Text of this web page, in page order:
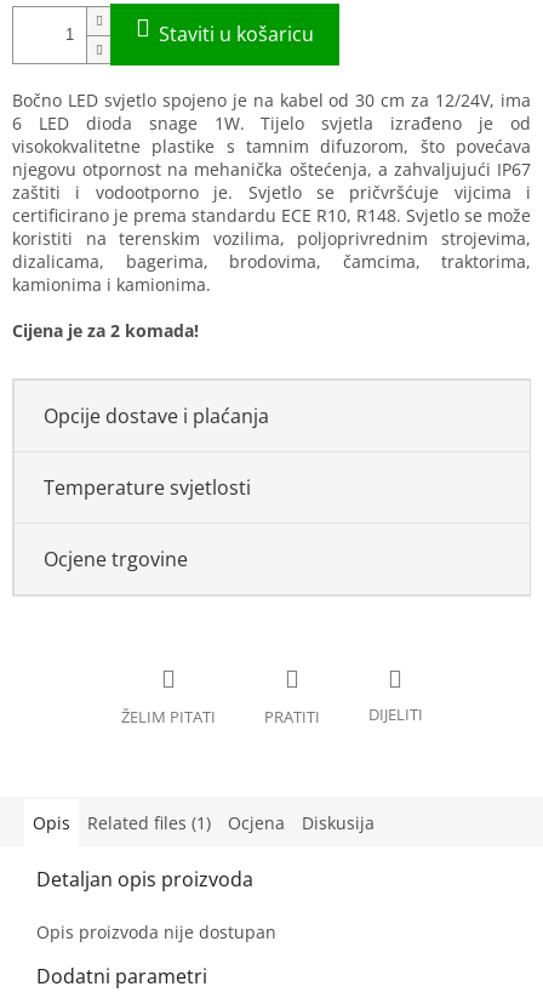
Bočno LED svjetlo spojeno je na kabel od 30 cm za 12/24V, ima
6 LED dioda snage 1W. Tijelo svjetla izrađeno je od
visokokvalitetne plastike s tamnim difuzorom, što povećava
njegovu otpornost na mehanička oštećenja, a zahvaljujući IP67
zaštiti i vodootporno je. Svjetlo se pričvršćuje vijcima i
certificirano je prema standardu ECE R10, R148. Svjetlo se može
koristiti na terenskim vozilima, poljoprivrednim strojevima,
dizalicama, bagerima, brodovima, čamcima, traktorima,
kamionima i kamionima.
Cijena je za 2 komada!
Opcije dostave i plaćanja
Temperature svjetlosti
Ocjene trgovine
Opis Related files (1) Ocjena Diskusija
Opis proizvoda nije dostupan